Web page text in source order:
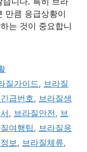
만큼 응급상황이
는 것이 중요합니
질가이드, 브라질
급번호, 브라질생
, 브라질안전, 브
여행팁, 브라질응
보, 브라질체류,